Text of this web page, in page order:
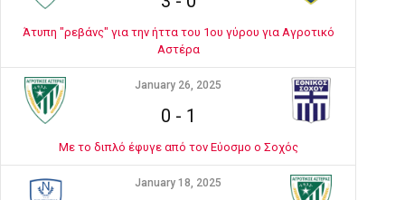
Άτυπη "ρεβάνς" για την ήττα του 1ου γύρου για Αγροτικό
Αστέρα
January 26, 2025
0 - 1
Με το διπλό έφυγε από τον Εύοσμο ο Σοχός
January 18, 2025